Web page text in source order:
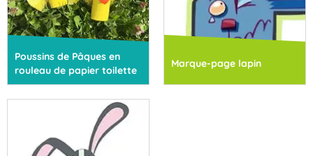
Poussins de Pâques en
rouleau de papier toilette
Marque-page lapin